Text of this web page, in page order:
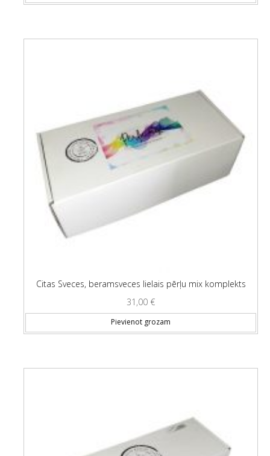
Citas Sveces, beramsveces lielais pērļu mix komplekts
31,00 €
Pievienot grozam